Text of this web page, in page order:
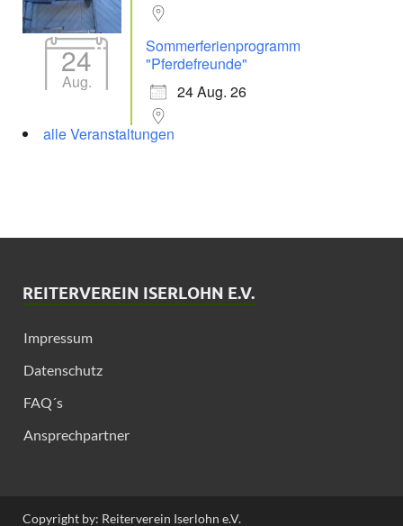
24
Aug.
Sommerferienprogramm
"Pferdefreunde"
24 Aug. 26
alle Veranstaltungen
REITERVEREIN ISERLOHN E.V.
Impressum
Datenschutz
FAQ´s
Ansprechpartner
Copyright by: Reiterverein Iserlohn e.V.